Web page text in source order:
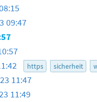
09:47
https sicherheit
11:47
11:49